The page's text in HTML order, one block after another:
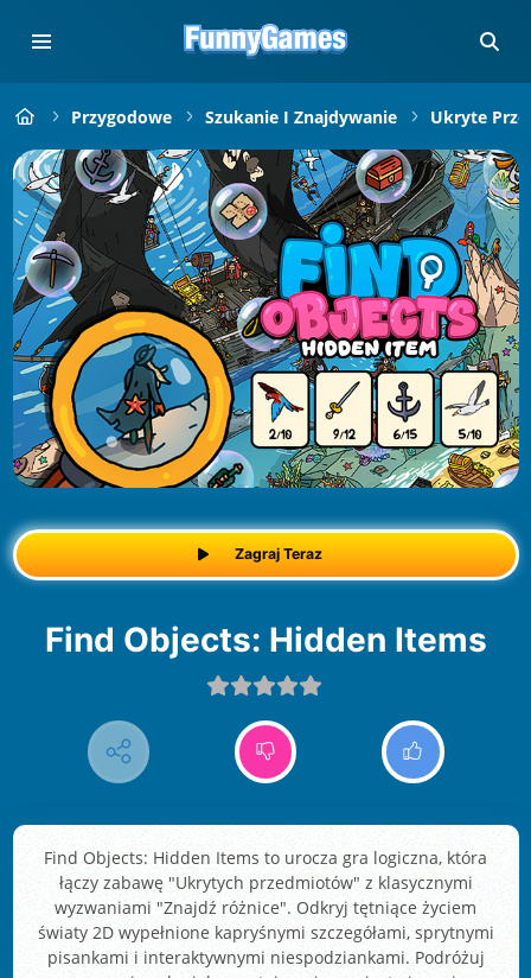
Przygodowe Szukanie I Znajdywanie Ukryte
Zagraj Teraz
Find Objects: Hidden Items
Find Objects: Hidden Items to urocza gra logiczna, która
łączy zabawę "Ukrytych przedmiotów" z klasycznymi
wyzwaniami "Znajdź różnice". Odkryj tętniące życiem
światy 2D wypełnione kapryśnymi szczegółami, sprytnymi
pisankami i interaktywnymi niespodziankami. Podróżuj